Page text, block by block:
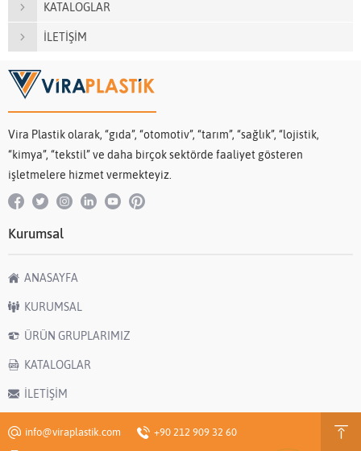
KATALOGLAR
İLETİŞİM
Vira Plastik olarak, “gıda”, “otomotiv”, “tarım”, “sağlık”, “lojistik,
“kimya”, “tekstil” ve daha birçok sektörde faaliyet gösteren
işletmelere hizmet vermekteyiz.
Kurumsal
ANASAYFA
KURUMSAL
ÜRÜN GRUPLARIMIZ
KATALOGLAR
İLETİŞİM
info@viraplastik.com
+90 212 909 32 60